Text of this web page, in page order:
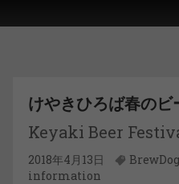
けやきひろば春の
Keyaki Beer
2018年4月13日 BrewDog
information